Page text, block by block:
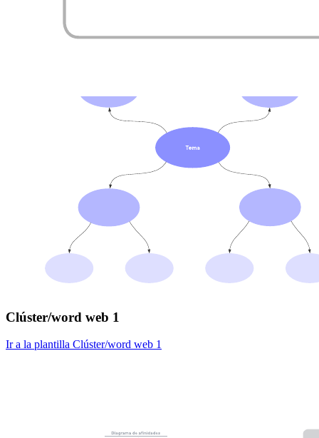
Clúster/word web 1
Ir a la plantilla Clúster/word web 1